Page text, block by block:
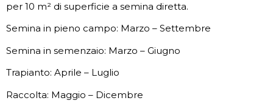
per 10 m² di superficie a semina diretta.
Semina in pieno campo: Marzo – Settembre
Semina in semenzaio: Marzo – Giugno
Trapianto: Aprile – Luglio
Raccolta: Maggio – Dicembre